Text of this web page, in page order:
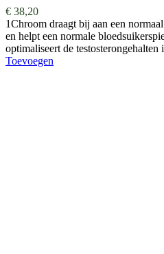
€ 38,20
1Chroom draagt bij aan een
en helpt een normale
optimaliseert de
Toevoegen